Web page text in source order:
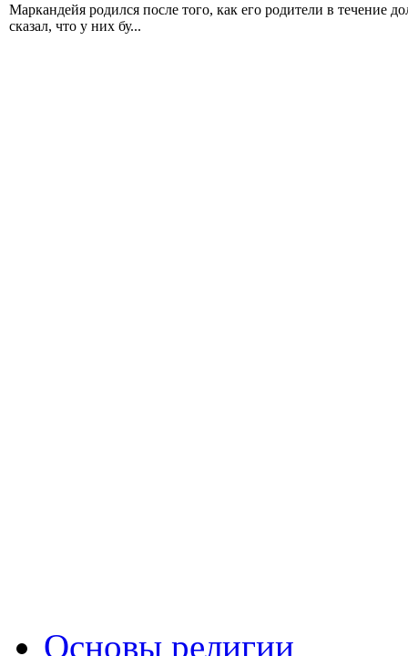
Маркандейя родился после того, как его родители в
сказал, что у них бу...
Основы религии